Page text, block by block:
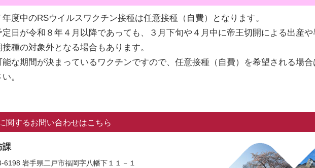
度中のRSウイルスワクチン接種は任意接種（自費）となります。
日が令和８年４月以降であっても、３月下旬や４月中に帝王切開による出産
接種の対象外となる場合もあります。
な期間が決まっているワクチンですので、任意接種（自費）を希望される場
。
関するお問い合わせはこちら
課
6198 岩手県二戸市福岡字八幡下１１－１